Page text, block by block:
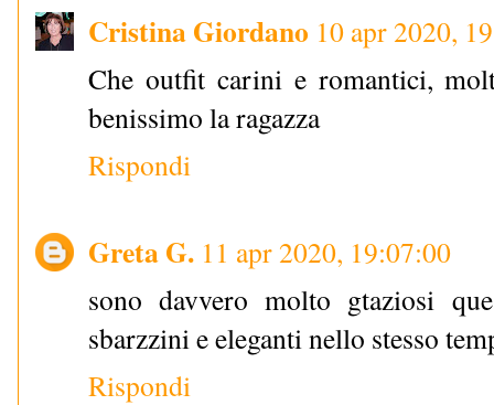
Cristina Giordano 10 apr 2020,
Che outfit carini e romantici,
benissimo la ragazza
Rispondi
Greta G. 11 apr 2020, 19:07:00
sono davvero molto gtaziosi
sbarzzini e eleganti nello stesso
Rispondi